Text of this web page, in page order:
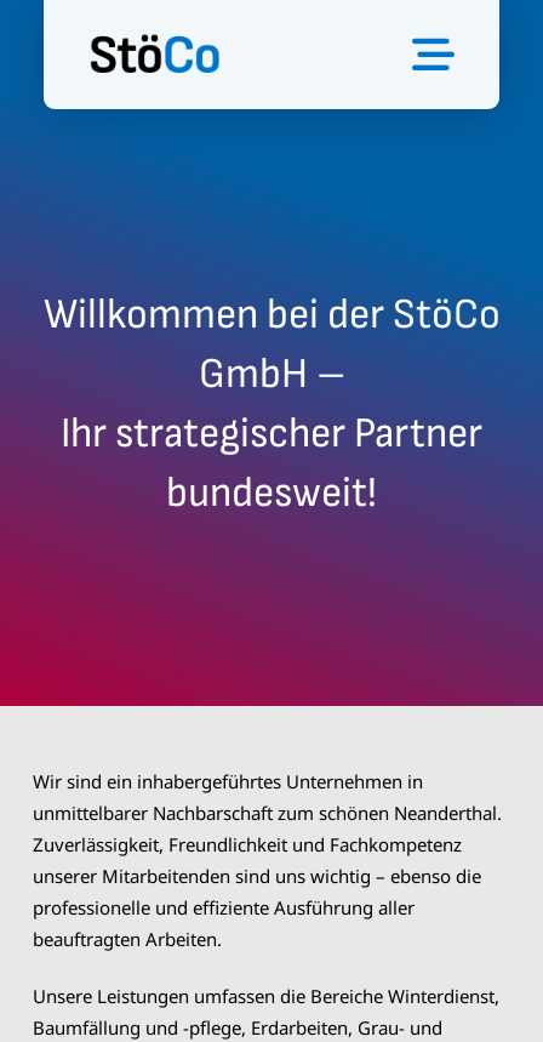
Willkommen bei der StöCo
GmbH –
Ihr strategischer Partner
bundesweit!
Wir sind ein inhabergeführtes Unternehmen in
unmittelbarer Nachbarschaft zum schönen Neanderthal.
Zuverlässigkeit, Freundlichkeit und Fachkompetenz
unserer Mitarbeitenden sind uns wichtig – ebenso die
professionelle und effiziente Ausführung aller
beauftragten Arbeiten.
Unsere Leistungen umfassen die Bereiche Winterdienst,
Baumfällung und -pflege, Erdarbeiten, Grau- und